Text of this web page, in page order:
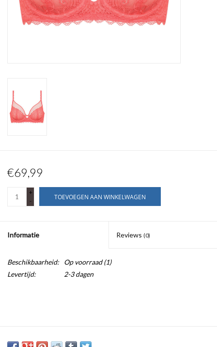
Cadeaubonnen
€69,99
+
-
TOEVOEGEN AAN WINKELWAGEN
Informatie Reviews (0)
Beschikbaarheid: Op voorraad(1)
Levertijd:
2-3 dagen